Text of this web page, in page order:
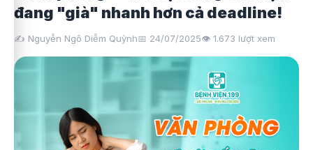
đang "già" nhanh hơn cả deadline!
✍️ Nguyễn Ngô Diễm Quỳnh📅 24/07/2025👁️ 1.673 lượt xem